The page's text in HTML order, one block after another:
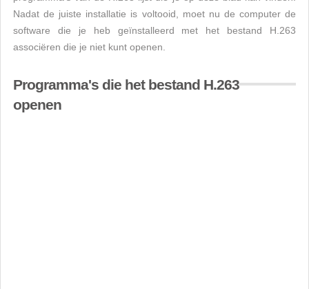
Nadat de juiste installatie is voltooid, moet nu de computer de
software die je heb geïnstalleerd met het bestand H.263
associëren die je niet kunt openen.
Programma's die het bestand H.263
openen